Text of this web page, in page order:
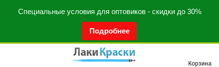
Специальные условия для оптовиков - скидки до 30%
Подробнее
Корзина